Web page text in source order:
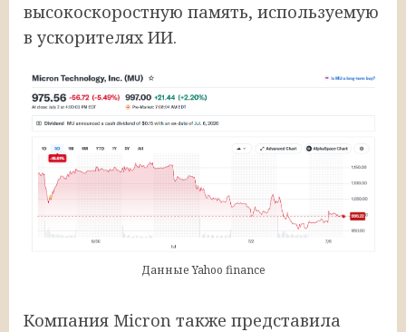
высокоскоростную память, используемую
в ускорителях ИИ.
Данные Yahoo finance
Компания Micron также представила